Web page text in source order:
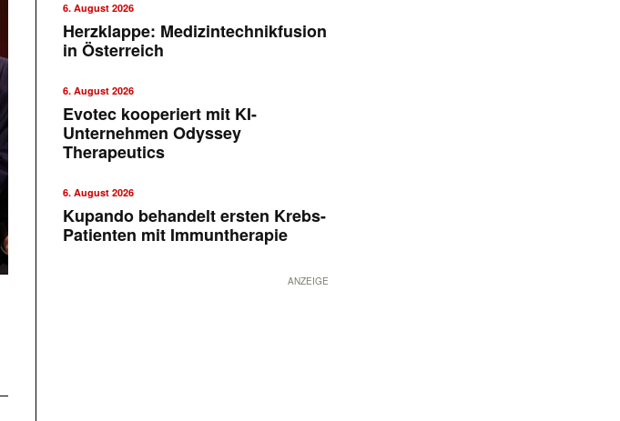
6. August 2026
Herzklappe: Medizintechnikfusion
in Österreich
6. August 2026
Evotec kooperiert mit KI-
Unternehmen Odyssey
Therapeutics
6. August 2026
Kupando behandelt ersten Krebs-
Patienten mit Immuntherapie
ANZEIGE